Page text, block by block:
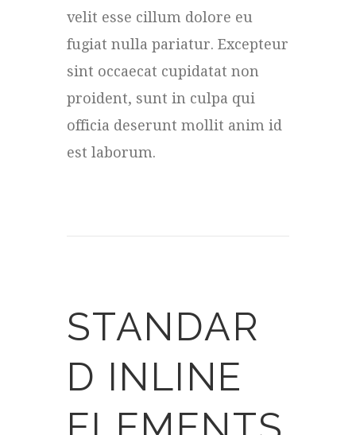
velit esse cillum dolore eu
fugiat nulla pariatur. Excepteur
sint occaecat cupidatat non
proident, sunt in culpa qui
officia deserunt mollit anim id
est laborum.
STANDAR
D INLINE